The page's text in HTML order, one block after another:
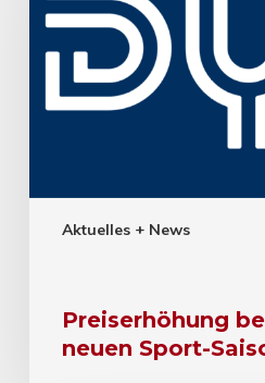
Aktuelles + News
Preiserhöhung
neuen Sport-